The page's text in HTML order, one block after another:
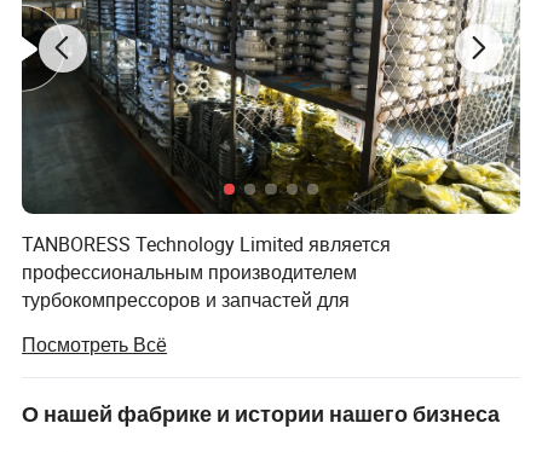
TANBORESS Technology Limited является
профессиональным производителем
турбокомпрессоров и запчастей для
дизельных грузовиков или оборудования. TANBORESS
также является брендом, зарегистрированным в Китае
для турбокомпрессоров и других запасных частей.
Посмотреть Всё
О нашей фабрике и истории нашего бизнеса